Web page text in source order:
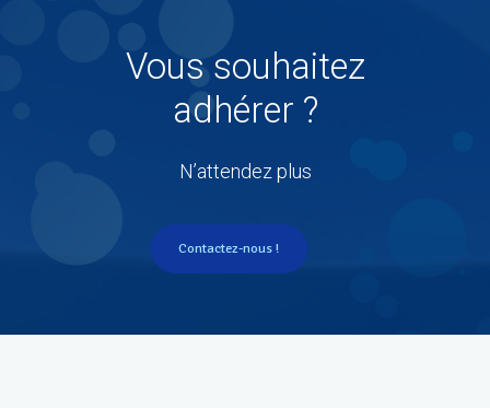
Vous souhaitez
adhérer ?
N’attendez plus
Contactez-nous !